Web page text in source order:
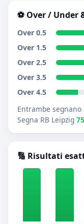
⚽ Over / Under
Over 0.5
Over 1.5
Over 2.5
Over 3.5
Over 4.5
Entrambe segnano
Segna RB Leipzig
🔢 Risultati